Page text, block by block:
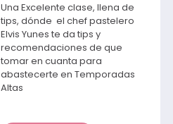
Una Excelente clase, llena de
tips, dónde el chef pastelero
Elvis Yunes te da tips y
recomendaciones de que
tomar en cuanta para
abastecerte en Temporadas
Altas